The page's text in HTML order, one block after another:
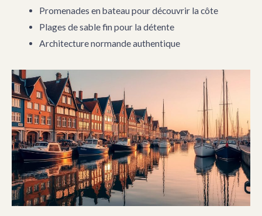
Promenades en bateau pour découvrir la côte
Plages de sable fin pour la détente
Architecture normande authentique